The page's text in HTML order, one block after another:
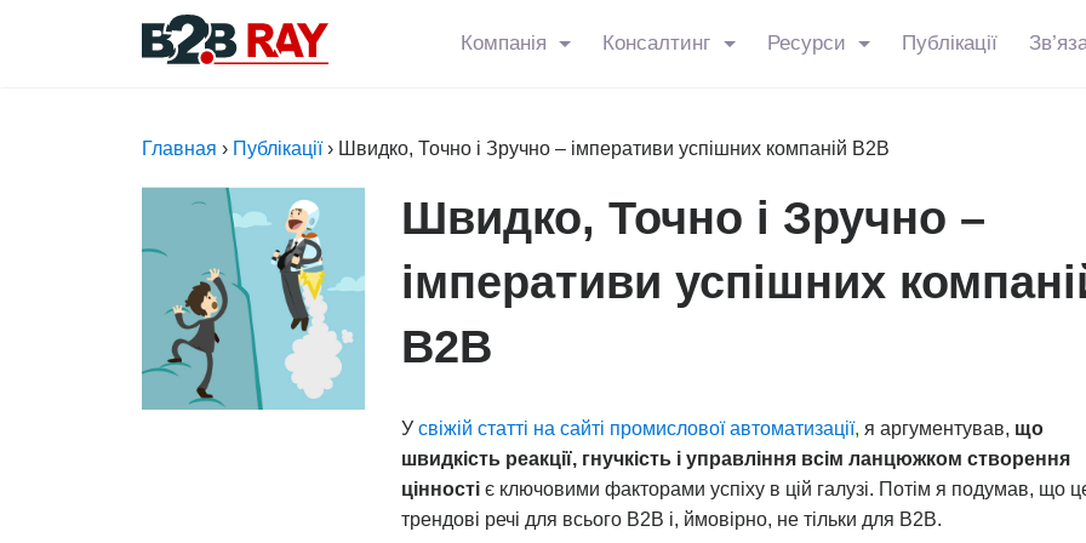
Компанія Консалтинг Ресурси Публікації
Главная › Публікації › Швидко, Точно і Зручно – імперативи успішних компаній В2В
Швидко, Точно і Зручно –
імперативи успішних
В2В
У свіжій статті на сайті промислової автоматизації, я аргументував, що
швидкість реакції, гнучкість і управління всім ланцюжком створення
цінностіє ключовими факторами успіху в цій галузі. Потім я подумав, що
трендові речі для всього B2B і, ймовірно, не тільки для B2B.